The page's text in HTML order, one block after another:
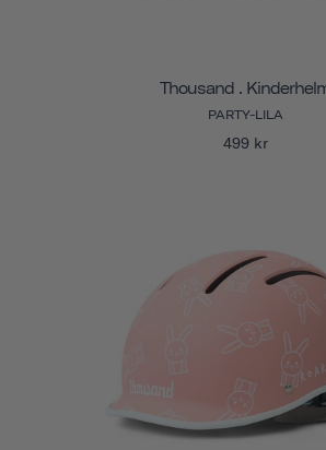
Thousand .
PARTY-LILA
499 kr